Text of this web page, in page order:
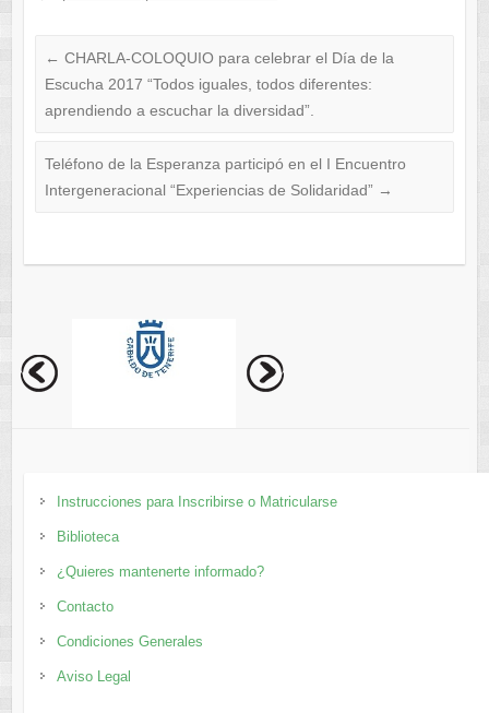
← CHARLA-COLOQUIO para celebrar el Día de la
Escucha 2017 “Todos iguales, todos diferentes:
aprendiendo a escuchar la diversidad”.
Teléfono de la Esperanza participó en el I Encuentro
Intergeneracional “Experiencias de Solidaridad” →
Instrucciones para Inscribirse o Matricularse
Biblioteca
¿Quieres mantenerte informado?
Contacto
Condiciones Generales
Aviso Legal